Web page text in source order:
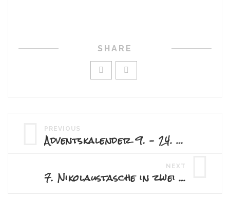
SHARE
PREVIOUS
Adventskalender 9. – 24. Stampelwiese
NEXT
7. Nikolaustasche in zwei Varianten